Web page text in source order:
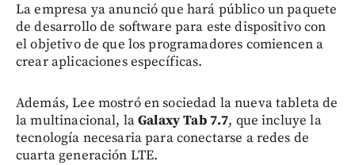
La empresa ya anunció que hará público un paquete
de desarrollo de software para este dispositivo con
el objetivo de que los programadores comiencen a
crear aplicaciones específicas.
Además, Lee mostró en sociedad la nueva tableta de
la multinacional, laGalaxy Tab 7.7, que incluye la
tecnología necesaria para conectarse a redes de
cuarta generación LTE.